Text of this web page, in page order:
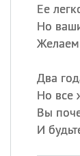
Ее
Но
Желаем
Два
Но все
Вы
И